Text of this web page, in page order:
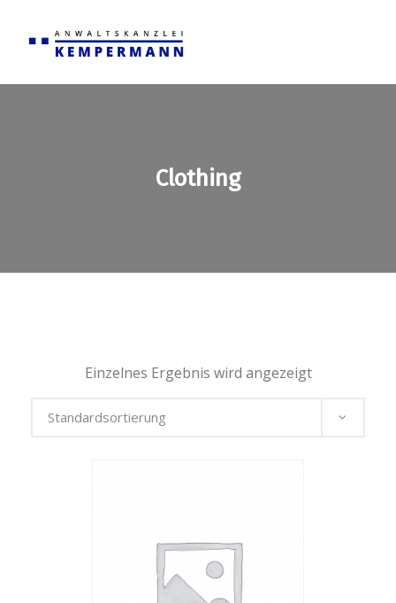
Clothing
Einzelnes Ergebnis wird angezeigt